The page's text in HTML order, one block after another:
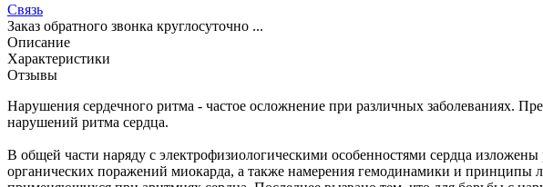
Связь
Заказ обратного звонка круглосуточно ...
Описание
Характеристики
Отзывы
Нарушения сердечного ритма - частое осложнение при различных заболеваниях.
нарушений ритма сердца.
В общей части наряду с электрофизиологическими особенностями сердца
органических поражений миокарда, а также намерения гемодинамики и принципы